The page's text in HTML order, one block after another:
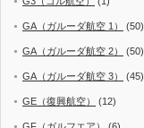
GA（ガルーダ航空 1） (50)
GA（ガルーダ航空 2） (50)
GA（ガルーダ航空 3） (45)
GE（復興航空） (12)